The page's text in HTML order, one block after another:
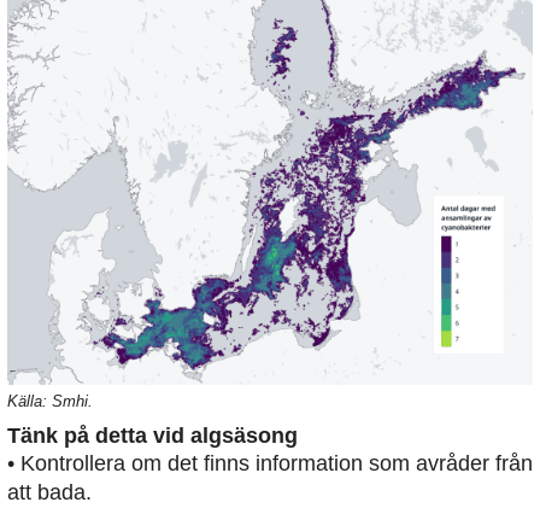
Källa: Smhi.
Tänk på detta vid algsäsong
• Kontrollera om det finns information som avråder från
att bada.